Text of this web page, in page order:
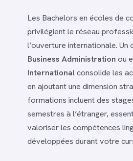
Les Bachelors en écoles de
privilégient le réseau
l’ouverture internationale. Un
Business Administration ou
International consolide les
en ajoutant une dimension
formations incluent des
semestres à l’étranger,
valoriser les compétences
développées durant votre